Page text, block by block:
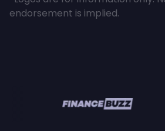
endorsement is implied.